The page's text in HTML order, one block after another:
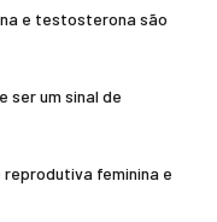
e testosterona são
ser um sinal de
feminina e